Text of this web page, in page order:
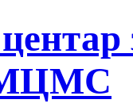
МЦМС